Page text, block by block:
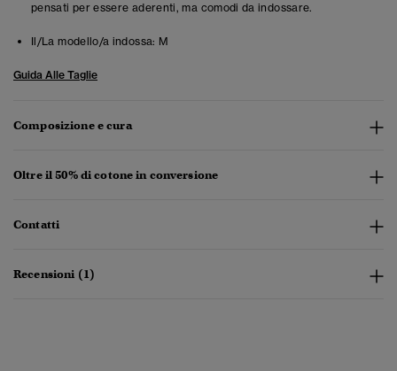
pensati per essere aderenti, ma comodi da indossare.
Il/La modello/a indossa: M
Guida Alle Taglie
Composizione e cura
Oltre il 50% di cotone in conversione
Contatti
Recensioni (1)